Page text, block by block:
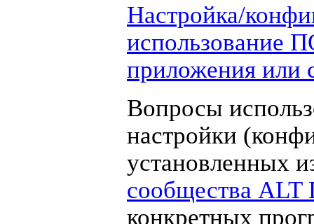
Настройка/
использование
приложения или
Вопросы
настройки
установленных
сообщества ALT
конкретных